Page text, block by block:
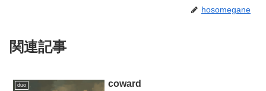
hosomegane
関連記事
duo coward